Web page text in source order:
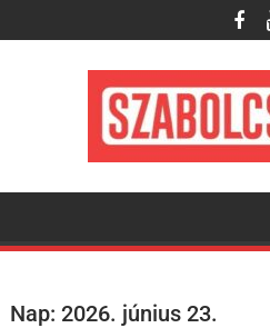
to
Nap:2026. június 23.